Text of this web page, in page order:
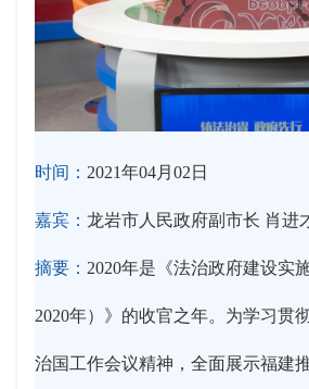
时间： 2021年04月02日
嘉宾： 龙岩市人民政府副市长 肖进
摘要： 2020年是《法治政府建设实
2020年）》的收官之年。为学习贯
治国工作会议精神，全面展示福建